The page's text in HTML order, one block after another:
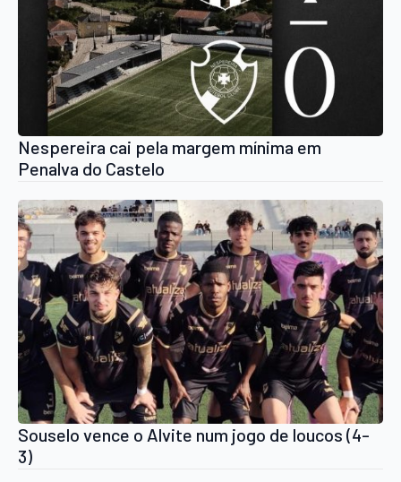
Nespereira cai pela margem mínima em
Penalva do Castelo
Souselo vence o Alvite num jogo de loucos (4-
3)